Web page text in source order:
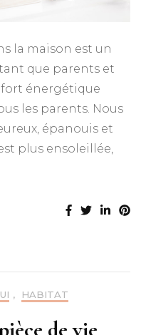
la maison est un
que parents et
énergétique
les parents. Nous
épanouis et
plus ensoleillée,
, HABITAT
de vie